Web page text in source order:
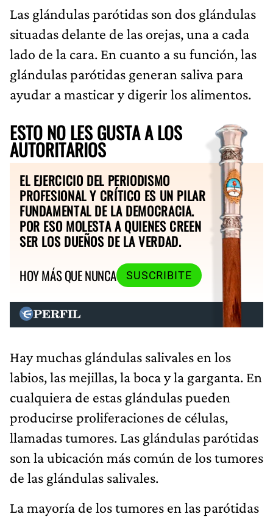
Las glándulas parótidas son dos glándulas
situadas delante de las orejas, una a cada
lado de la cara. En cuanto a su función, las
glándulas parótidas generan saliva para
ayudar a masticar y digerir los alimentos.
ESTO NO LES GUSTA A LOS
AUTORITARIOS
EL EJERCICIO DEL PERIODISMO
PROFESIONAL Y CRÍTICO ES UN PILAR
FUNDAMENTAL DE LA DEMOCRACIA.
POR ESO MOLESTA A QUIENES CREEN
SER LOS DUEÑOS DE LA VERDAD.
HOY MÁS QUE NUNCA
SUSCRIBITE
Hay muchas glándulas salivales en los
labios, las mejillas, la boca y la garganta. En
cualquiera de estas glándulas pueden
producirse proliferaciones de células,
llamadas tumores. Las glándulas parótidas
son la ubicación más común de los tumores
de las glándulas salivales.
La mayoría de los tumores en las parótidas